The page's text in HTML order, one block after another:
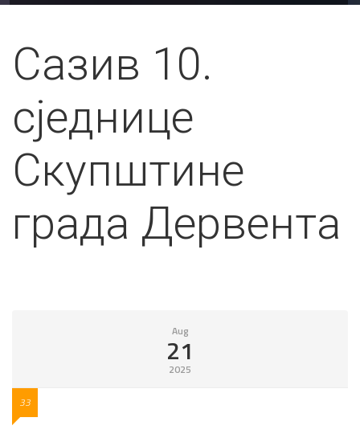
Сазив 10.
сједнице
Скупштине
града Дервента
Aug
21
2025
33